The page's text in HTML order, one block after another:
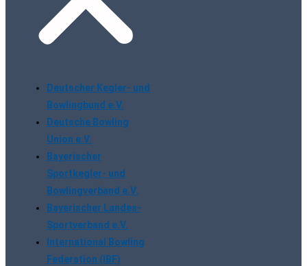
Deutscher Kegler- und
Bowlingbund e.V.
Deutsche Bowling
Union e.V.
Bayerischer
Sportkegler- und
Bowlingverband e.V.
Bayerischer Landes-
Sportverband e.V.
International Bowling
Federation (IBF)